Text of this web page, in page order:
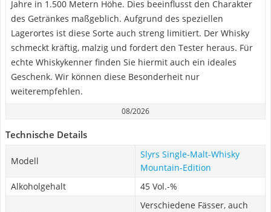
Jahre in 1.500 Metern Höhe. Dies beeinflusst den Charakter
des Getränkes maßgeblich. Aufgrund des speziellen
Lagerortes ist diese Sorte auch streng limitiert. Der Whisky
schmeckt kräftig, malzig und fordert den Tester heraus. Für
echte Whiskykenner finden Sie hiermit auch ein ideales
Geschenk. Wir können diese Besonderheit nur
weiterempfehlen.
08/2026
Technische Details
Modell
Slyrs Single-Malt-Whisky
Mountain-Edition
Alkoholgehalt
45 Vol.-%
Verschiedene Fässer, auch